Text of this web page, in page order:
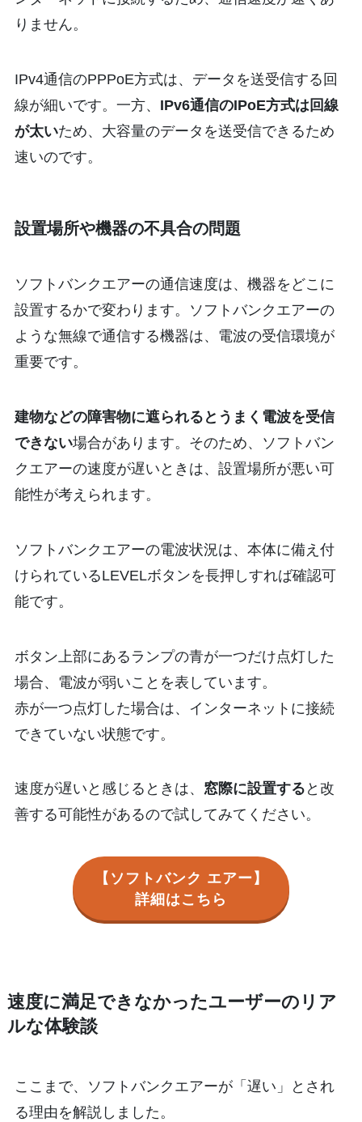
りません。
IPv4通信のPPPoE方式は、データを送受信する回
線が細いです。一方、 IPv6通信のIPoE方式は回線
が太いため、大容量のデータを送受信できるため
速いのです。
設置場所や機器の不具合の問題
ソフトバンクエアーの通信速度は、機器をどこに
設置するかで変わります。ソフトバンクエアーの
ような無線で通信する機器は、電波の受信環境が
重要です。
建物などの障害物に遮られるとうまく電波を受信
できない場合があります。そのため、ソフトバン
クエアーの速度が遅いときは、設置場所が悪い可
能性が考えられます。
ソフトバンクエアーの電波状況は、本体に備え付
けられているLEVELボタンを長押しすれば確認可
能です。
ボタン上部にあるランプの青が一つだけ点灯した
場合、電波が弱いことを表しています。
赤が一つ点灯した場合は、インターネットに接続
できていない状態です。
速度が遅いと感じるときは、 窓際に設置する と改
善する可能性があるので試してみてください。
【ソフトバンク エアー】
詳細はこちら
速度に満足できなかったユーザーのリア
ルな体験談
ここまで、ソフトバンクエアーが「遅い」とされ
る理由を解説しました。